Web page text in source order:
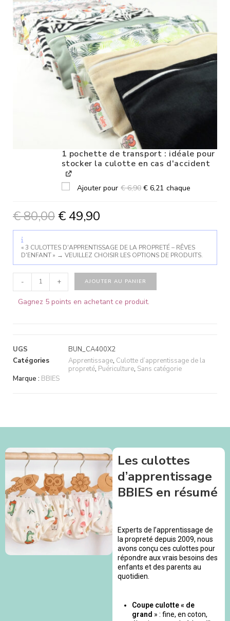
1 pochette de transport : idéale pour
stocker la culotte en cas d'accident
Ajouter pour €6,90 € 6,21 chaque
€80,00 € 49,90
« 3 CULOTTES D'APPRENTISSAGE DE LA PROPRETÉ – RÊVES
D'ENFANT » → VEUILLEZ CHOISIR LES OPTIONS DE PRODUITS.
- + AJOUTER AU PANIER
Gagnez 5 points en achetant ce produit.
UGS
BUN_CA400X2
Catégories
Apprentissage, Culotte d’apprentissage de la
propreté, Puériculture, Sans catégorie
Marque : BBIES
Les culottes
d’apprentissage
BBIES en résumé
Experts de l’apprentissage de
la propreté depuis 2009, nous
avons conçu ces culottes pour
répondre aux vrais besoins des
enfants et des parents au
quotidien.
Coupe culotte « de
grand » : fine, en coton,